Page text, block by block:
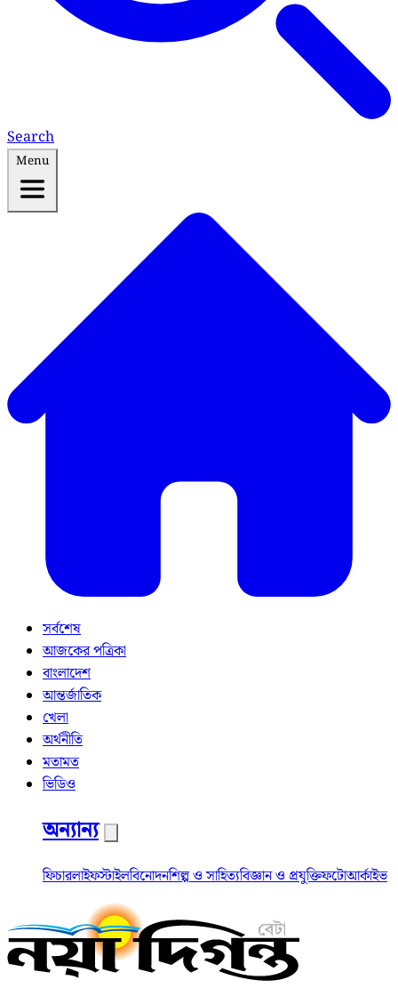
Search
Menu
সর্বশেষ
আজকের পত্রিকা
বাংলাদেশ
আন্তর্জাতিক
খেলা
অর্থনীতি
মতামত
ভিডিও
অন্যান্য
ফিচারলাইফস্টাইলবিনোদনশিল্প ও সাহিত্যবিজ্ঞান ও প্রযুক্তিফটোআর্কাইভ